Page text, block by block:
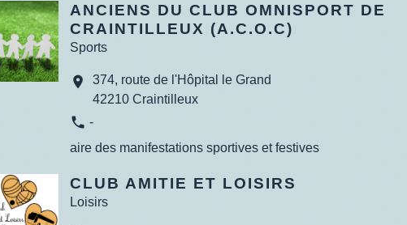
ANCIENS DU CLUB OMNISPORT DE
CRAINTILLEUX (A.C.O.C)
Sports
location_on
374, route de l'Hôpital le Grand
42210 Craintilleux
phone -
aire des manifestations sportives et festives
CLUB AMITIE ET LOISIRS
Loisirs